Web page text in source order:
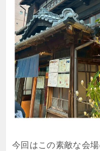
今回はこの素敵な会